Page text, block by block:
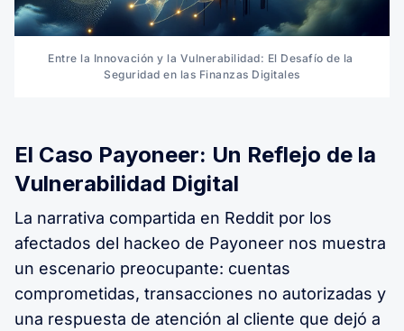
Entre la Innovación y la Vulnerabilidad: El Desafío de la
Seguridad en las Finanzas Digitales
El Caso Payoneer: Un Reflejo de la
Vulnerabilidad Digital
La narrativa compartida en Reddit por los
afectados del hackeo de Payoneer nos muestra
un escenario preocupante: cuentas
comprometidas, transacciones no autorizadas y
una respuesta de atención al cliente que dejó a